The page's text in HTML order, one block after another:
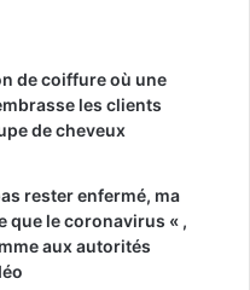
de coiffure où une
les clients
de cheveux
rester enfermé, ma
que le coronavirus « ,
aux autorités